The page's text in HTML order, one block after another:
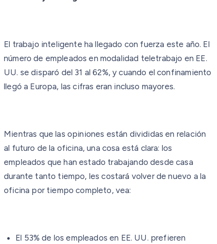
El trabajo inteligente ha llegado con fuerza este año. El
número de empleados en modalidad teletrabajo en EE.
UU. se disparó del 31 al 62%, y cuando el confinamiento
llegó a Europa, las cifras eran incluso mayores.
Mientras que las opiniones están divididas en relación
al futuro de la oficina, una cosa está clara: los
empleados que han estado trabajando desde casa
durante tanto tiempo, les costará volver de nuevo a la
oficina por tiempo completo, vea:
El 53% de los empleados en EE. UU. prefieren